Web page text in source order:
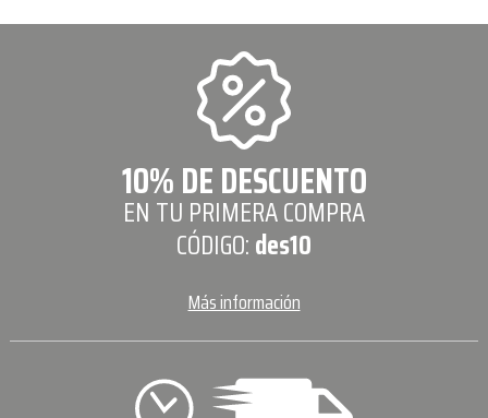
10% DE DESCUENTO
EN TU PRIMERA COMPRA
CÓDIGO:des10
Más información